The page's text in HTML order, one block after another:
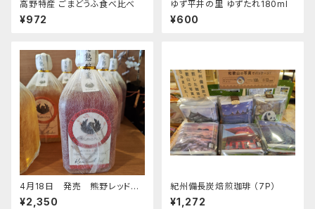
高野特産 ごまどうふ食べ比べ
¥972
ゆず平井の里 ゆずたれ180ml
¥600
4月18日 発売 熊野レッド７２
０ｍｌ
¥2,350
紀州備長炭焙煎珈琲 （7P）
¥1,272